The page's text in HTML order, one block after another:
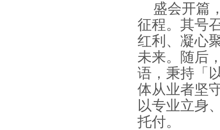
盛会开篇
征程。其号
红利、凝心
未来。随后
语，秉持「
体从业者坚
以专业立身
托付。